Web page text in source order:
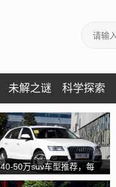
未解之谜 科学探索
40-50万suv车型推荐，每
一款都是精品值得入手